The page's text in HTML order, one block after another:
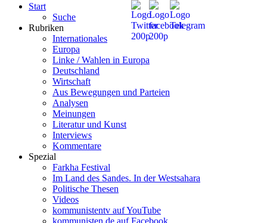
Start
Suche
Rubriken
Internationales
Europa
Linke / Wahlen in Europa
Deutschland
Wirtschaft
Aus Bewegungen und Parteien
Analysen
Meinungen
Literatur und Kunst
Interviews
Kommentare
Spezial
Farkha Festival
Im Land des Sandes. In der Westsahara
Politische Thesen
Videos
kommunistentv auf YouTube
kommunisten.de auf Facebook